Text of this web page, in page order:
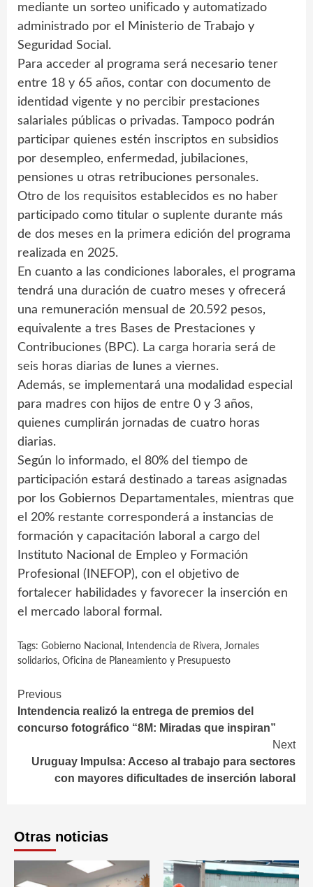
mediante un sorteo unificado y automatizado
administrado por el Ministerio de Trabajo y
Seguridad Social.
Para acceder al programa será necesario tener
entre 18 y 65 años, contar con documento de
identidad vigente y no percibir prestaciones
salariales públicas o privadas. Tampoco podrán
participar quienes estén inscriptos en subsidios
por desempleo, enfermedad, jubilaciones,
pensiones u otras retribuciones personales.
Otro de los requisitos establecidos es no haber
participado como titular o suplente durante más
de dos meses en la primera edición del programa
realizada en 2025.
En cuanto a las condiciones laborales, el programa
tendrá una duración de cuatro meses y ofrecerá
una remuneración mensual de 20.592 pesos,
equivalente a tres Bases de Prestaciones y
Contribuciones (BPC). La carga horaria será de
seis horas diarias de lunes a viernes.
Además, se implementará una modalidad especial
para madres con hijos de entre 0 y 3 años,
quienes cumplirán jornadas de cuatro horas
diarias.
Según lo informado, el 80% del tiempo de
participación estará destinado a tareas asignadas
por los Gobiernos Departamentales, mientras que
el 20% restante corresponderá a instancias de
formación y capacitación laboral a cargo del
Instituto Nacional de Empleo y Formación
Profesional (INEFOP), con el objetivo de
fortalecer habilidades y favorecer la inserción en
el mercado laboral formal.
Tags: Gobierno Nacional , Intendencia de Rivera, Jornales
solidarios, Oficina de Planeamiento y Presupuesto
Continue
Reading
Previous
Intendencia realizó la entrega de premios del
concurso fotográfico “8M: Miradas que inspiran”
Next
Uruguay Impulsa: Acceso al trabajo para sectores
con mayores dificultades de inserción laboral
Otras noticias